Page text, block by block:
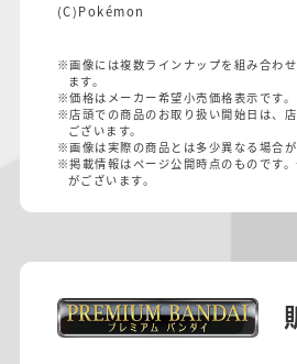
(C)Pokémon
※画像には複数ラインナップを組み合わ
ます。
※価格はメーカー希望小売価格表示です。
※店頭での商品のお取り扱い開始日は、
ございます。
※画像は実際の商品とは多少異なる場合が
※掲載情報はページ公開時点のものです
がございます。